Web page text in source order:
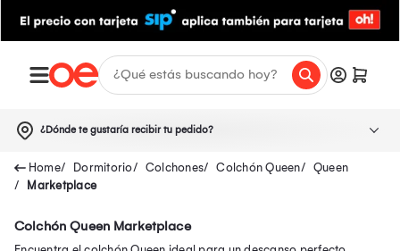
¿Dónde te gustaría recibir tu pedido?
Dormitorio Colchones Colchón Queen
Queen
Marketplace
Colchón Queen Marketplace